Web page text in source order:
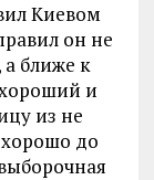
Киевом
он не
ближе к
и
из не
хорошо до